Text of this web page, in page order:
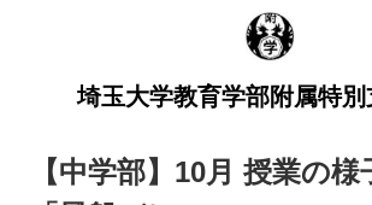
埼玉大学教育学部附属特
【中学部】10月 授業の